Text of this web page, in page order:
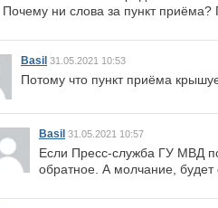
Почему ни слова за пункт приёма?
Basil 31.05.2021 10:53
Потому что пункт приёма
Basil 31.05.2021 10:57
Если Пресс-служба ГУ МВД
обратное. А молчание, будет